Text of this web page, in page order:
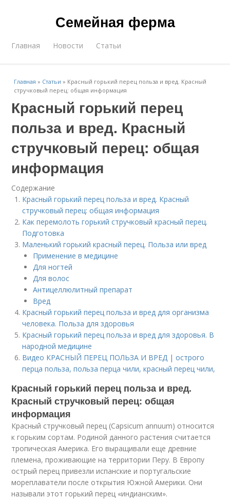
Семейная ферма
Главная Новости Статьи
Главная » Статьи » Красный горький перец польза и вред. Красный
стручковый перец: общая информация
Красный горький перец
польза и вред. Красный
стручковый перец: общая
информация
Содержание
Красный горький перец польза и вред. Красный
стручковый перец: общая информация
Как перемолоть горький стручковый красный перец.
Подготовка
Маленький горький красный перец. Польза или вред
Применение в медицине
Для ногтей
Для волос
Антицеллюлитный препарат
Вред
Красный горький перец польза и вред для организма
человека. Польза для здоровья
Красный горький перец польза и вред для здоровья. В
народной медицине
Видео КРАСНЫЙ ПЕРЕЦ ПОЛЬЗА И ВРЕД | острого
перца польза, польза перца чили, красный перец чили,
Красный горький перец польза и вред.
Красный стручковый перец: общая
информация
Красный стручковый перец (Capsicum annuum) относится
к горьким сортам. Родиной данного растения считается
тропическая Америка. Его выращивали еще древние
племена, проживающие на территории Перу. В Европу
острый перец привезли испанские и португальские
мореплаватели после открытия Южной Америки. Они
называли этот горький перец «индианским».